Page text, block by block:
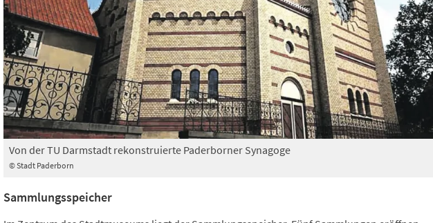
© Stadt Paderborn
Von der TU Darmstadt rekonstruierte Paderborner Synagoge
Sammlungsspeicher